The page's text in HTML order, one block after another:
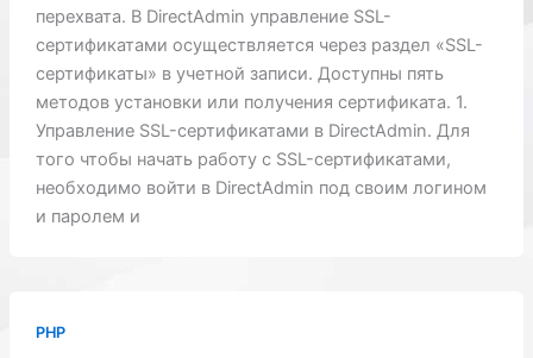
перехвата. В DirectAdmin управление SSL-
сертификатами осуществляется через раздел «SSL-
сертификаты» в учетной записи. Доступны пять
методов установки или получения сертификата. 1.
Управление SSL-сертификатами в DirectAdmin. Для
того чтобы начать работу с SSL-сертификатами,
необходимо войти в DirectAdmin под своим логином
и паролем и
PHP